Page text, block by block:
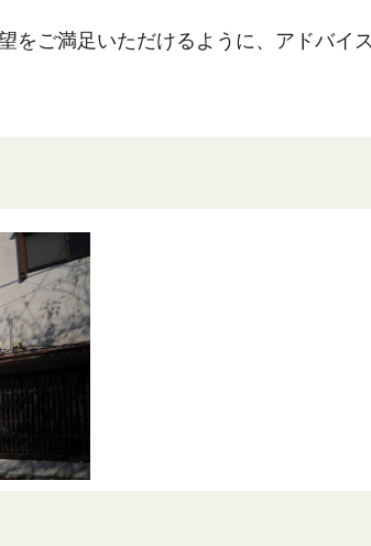
をご満足いただけるように、アドバイ